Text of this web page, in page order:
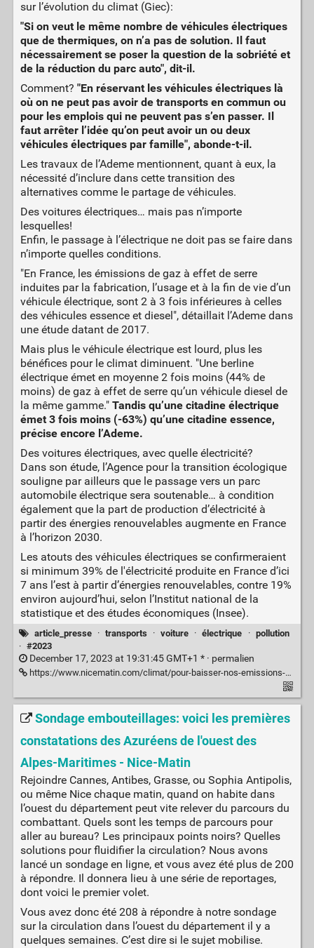
sur l’évolution du climat (Giec):
"Si on veut le même nombre de véhicules électriques
que de thermiques, on n’a pas de solution. Il faut
nécessairement se poser la question de la sobriété et
de la réduction du parc auto", dit-il.
Comment? "En réservant les véhicules électriques là
où on ne peut pas avoir de transports en commun ou
pour les emplois qui ne peuvent pas s’en passer. Il
faut arrêter l’idée qu’on peut avoir un ou deux
véhicules électriques par famille", abonde-t-il.
Les travaux de l’Ademe mentionnent, quant à eux, la
nécessité d’inclure dans cette transition des
alternatives comme le partage de véhicules.
Des voitures électriques… mais pas n’importe
lesquelles!
Enfin, le passage à l’électrique ne doit pas se faire dans
n’importe quelles conditions.
"En France, les émissions de gaz à effet de serre
induites par la fabrication, l’usage et à la fin de vie d’un
véhicule électrique, sont 2 à 3 fois inférieures à celles
des véhicules essence et diesel", détaillait l’Ademe dans
une étude datant de 2017.
Mais plus le véhicule électrique est lourd, plus les
bénéfices pour le climat diminuent. "Une berline
électrique émet en moyenne 2 fois moins (44% de
moins) de gaz à effet de serre qu’un véhicule diesel de
la même gamme." Tandis qu’une citadine électrique
émet 3 fois moins (-63%) qu’une citadine essence,
précise encore l’Ademe.
Des voitures électriques, avec quelle électricité?
Dans son étude, l’Agence pour la transition écologique
souligne par ailleurs que le passage vers un parc
automobile électrique sera soutenable… à condition
également que la part de production d’électricité à
partir des énergies renouvelables augmente en France
à l’horizon 2030.
Les atouts des véhicules électriques se confirmeraient
si minimum 39% de l'électricité produite en France d’ici
7 ans l’est à partir d’énergies renouvelables, contre 19%
environ aujourd’hui, selon l’Institut national de la
statistique et des études économiques (Insee).
article_presse · transports · voiture · électrique · pollution
· #2023
December 17, 2023 at 19:31:45 GMT+1 * · permalien
https://www.nicematin.com/climat/pour-baisser-nos-emissions-de-co2-un-parc-automobile-100-electrique-est-il-vraiment-la-solution-890411
Sondage embouteillages: voici les premières
constatations des Azuréens de l'ouest des
Alpes-Maritimes - Nice-Matin
Rejoindre Cannes, Antibes, Grasse, ou Sophia Antipolis,
ou même Nice chaque matin, quand on habite dans
l’ouest du département peut vite relever du parcours du
combattant. Quels sont les temps de parcours pour
aller au bureau? Les principaux points noirs? Quelles
solutions pour fluidifier la circulation? Nous avons
lancé un sondage en ligne, et vous avez été plus de 200
à répondre. Il donnera lieu à une série de reportages,
dont voici le premier volet.
Vous avez donc été 208 à répondre à notre sondage
sur la circulation dans l’ouest du département il y a
quelques semaines. C’est dire si le sujet mobilise.